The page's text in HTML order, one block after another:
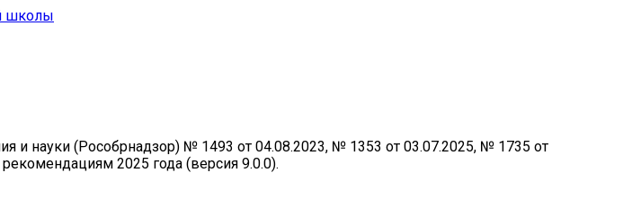
школы
и науки (Рособрнадзор) № 1493 от 04.08.2023, № 1353 от 03.07.2025, № 1735 от
2025 года (версия 9.0.0).